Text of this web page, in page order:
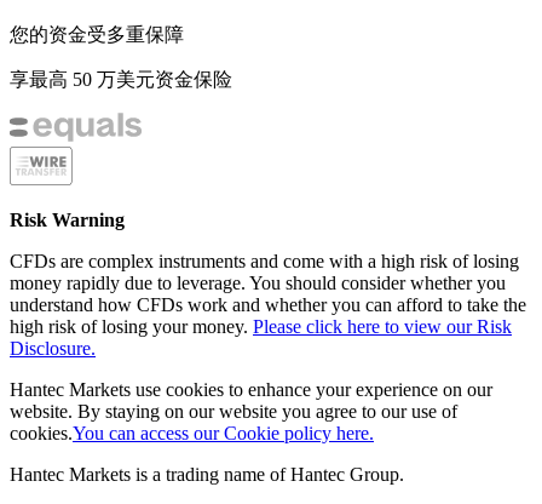
您的资金受多重保障
享最高 50 万美元资金保险
Risk Warning
CFDs are complex instruments and come with a high risk of losing
money rapidly due to leverage. You should consider whether you
understand how CFDs work and whether you can afford to take the
high risk of losing your money. Please click here to view our Risk
Disclosure.
Hantec Markets use cookies to enhance your experience on our
website. By staying on our website you agree to our use of
cookies.You can access our Cookie policy here.
Hantec Markets is a trading name of Hantec Group.